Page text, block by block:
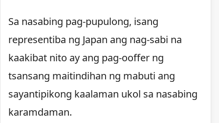
Sa nasabing pag-pupulong, isang
representiba ng Japan ang nag-sabi na
kaakibat nito ay ang pag-ooffer ng
tsansang maitindihan ng mabuti ang
sayantipikong kaalaman ukol sa nasabing
karamdaman.